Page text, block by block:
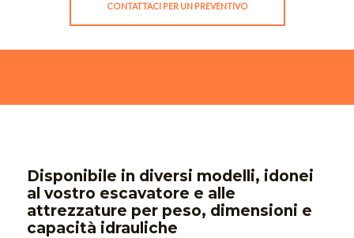
CONTATTACI PER UN PREVENTIVO
Disponibile in diversi modelli, idonei
al vostro escavatore e alle
attrezzature per peso, dimensioni e
capacità idrauliche